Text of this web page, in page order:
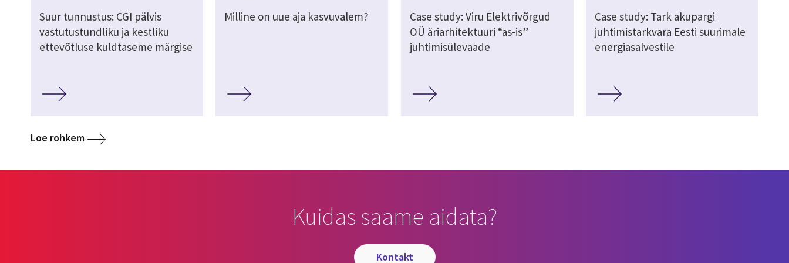
Suur tunnustus: CGI pälvis
vastutustundliku ja kestliku
ettevõtluse kuldtaseme märgise
Milline on uue aja kasvuvalem?
Case study: Viru Elektrivõrgud
OÜ äriarhitektuuri “as‑is”
juhtimisülevaade
Case study: Tark akupargi
juhtimistarkvara Eesti suurimale
energiasalvestile
Loe rohkem
Kuidas saame aidata?
kontakt